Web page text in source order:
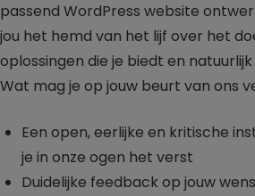
passend WordPress website
jou het hemd van het lijf over het
oplossingen die je biedt en
Wat mag je op jouw beurt van ons
Een open, eerlijke en kritische
je in onze ogen het verst
Duidelijke feedback op jouw